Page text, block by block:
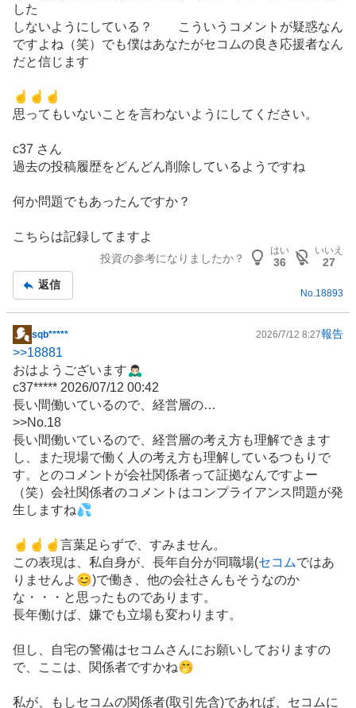
した
しないようにしている？ こういうコメントが疑惑なん
ですよね（笑）でも僕はあなたがセコムの良き応援者なん
だと信じます
☝️☝️☝️
思ってもいないことを言わないようにしてください。
c37 さん
過去の投稿履歴をどんどん削除しているようですね
何か問題でもあったんですか？
こちらは記録してますよ
投資の参考になりましたか？
はい
36
いいえ
27
返信
No. 18893
掲
示
板
記
事
sqb***** 2026/7/12 8:27報告
>>18881
おはようございます🙇🏻‍♂️
c37***** 2026/07/12 00:42
長い間働いているので、経営層の…
>>No.18
長い間働いているので、経営層の考え方も理解できます
し、また現場で働く人の考え方も理解しているつもりで
す。とのコメントが会社関係者って証拠なんですよー
（笑）会社関係者のコメントはコンプライアンス問題が発
生しますね💦
☝️☝️☝️言葉足らずで、すみません。
この表現は、私自身が、長年自分が同職場(セコムではあ
りませんよ😊)で働き、他の会社さんもそうなのか
な・・・と思ったものであります。
長年働けば、嫌でも立場も変わります。
但し、自宅の警備はセコムさんにお願いしておりますの
で、ここは、関係者ですかね🤭
私が、もしセコムの関係者(取引先含)であれば、セコムに